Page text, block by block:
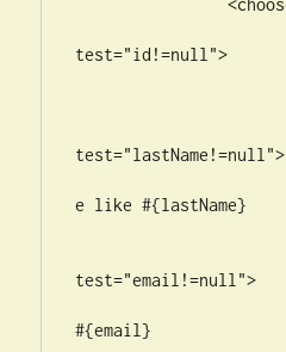
test="id!=null">
test="lastName!=null">
e like #{lastName}
test="email!=null">
#{email}